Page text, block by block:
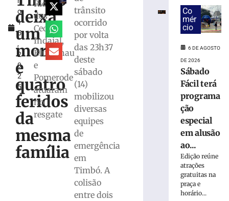
o
1
5
,
2
0
2
5
deixa
um
morto
e
quatro
feridos
da
mesma
família
Rio
dos
Cedros,
Indaial,
Blumenau
e
Pomerode
atuaram
no
resgate
trânsito
ocorrido
por volta
das 23h37
deste
sábado
(14)
mobilizou
diversas
equipes
de
emergência
em
Timbó. A
colisão
entre dois
tráfico
atender
ocorrência
violência
doméstica
Co
mér
cio
6 DE AGOSTO
DE 2026
Sábado
Fácil terá
programa
ção
especial
em alusão
ao...
Edição reúne
atrações
gratuitas na
praça e
horário...